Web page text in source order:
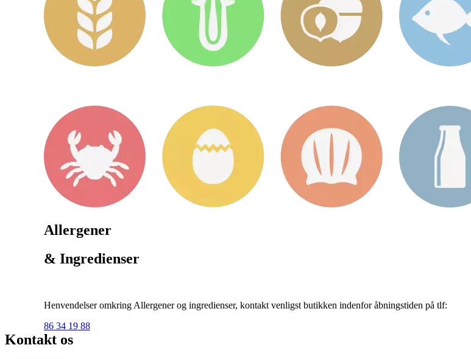
Allergener
& Ingredienser
Henvendelser omkring Allergener og ingredienser, kontakt venligst butikken indenfor åbningstiden på tlf:
86 34 19 88
Kontakt os